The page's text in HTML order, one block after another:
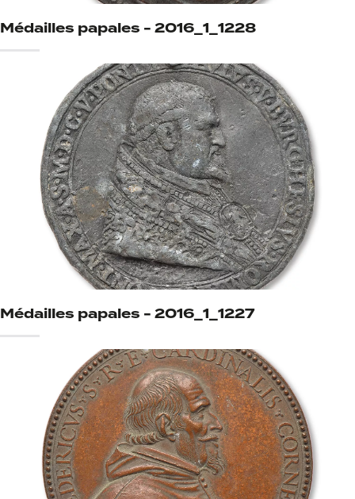
Médailles papales - 2016_1_1228
Médailles papales - 2016_1_1227